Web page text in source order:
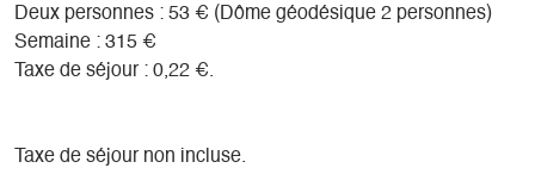
Deux personnes : 53 € (Dôme géodésique 2 personnes)
Semaine : 315 €
Taxe de séjour : 0,22 €.
Taxe de séjour non incluse.